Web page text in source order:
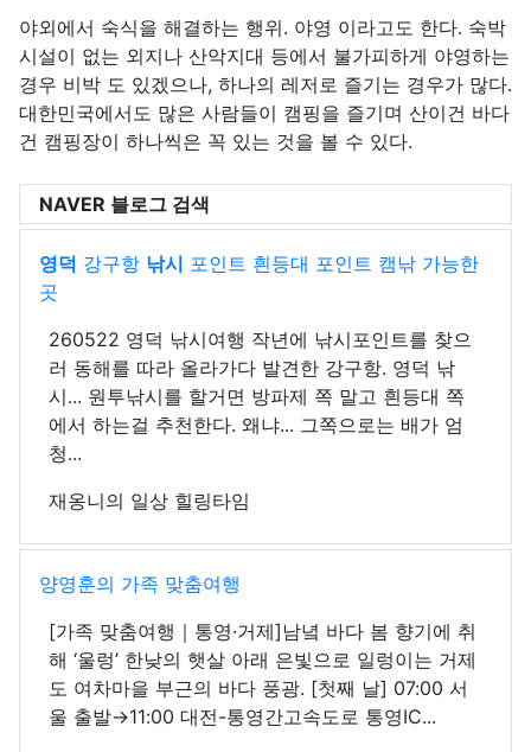
야외에서 숙식을 해결하는 행위. 야영 이라고도 한다. 숙박
시설이 없는 외지나 산악지대 등에서 불가피하게 야영하는
경우 비박 도 있겠으나, 하나의 레저로 즐기는 경우가 많다.
대한민국에서도 많은 사람들이 캠핑을 즐기며 산이건 바다
건 캠핑장이 하나씩은 꼭 있는 것을 볼 수 있다.
NAVER 블로그 검색
영덕 강구항 낚시 포인트 흰등대 포인트 캠낚 가능한
곳
260522 영덕 낚시여행 작년에 낚시포인트를 찾으
러 동해를 따라 올라가다 발견한 강구항. 영덕 낚
시... 원투낚시를 할거면 방파제 쪽 말고 흰등대 쪽
에서 하는걸 추천한다. 왜냐... 그쪽으로는 배가 엄
청...
재옹니의 일상 힐링타임
양영훈의 가족 맞춤여행
[가족 맞춤여행｜통영·거제]남녘 바다 봄 향기에 취
해 ‘울렁’ 한낮의 햇살 아래 은빛으로 일렁이는 거제
도 여차마을 부근의 바다 풍광. [첫째 날] 07:00 서
울 출발→11:00 대전-통영간고속도로 통영IC...